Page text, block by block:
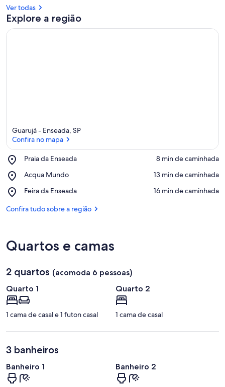
Ver todas
Explore a região
Guarujá - Enseada, SP
Confira no mapa
Praia da Enseada
Place,
da
‪8 min de caminhada‬
Acqua Mundo
Place,
Mundo
‪13 min de caminhada‬
Feira da Enseada
Place,
da
‪16 min de caminhada‬
Confira tudo sobre a região
Quartos e camas
2 quartos (acomoda 6 pessoas)
Quarto 1
1 cama de casal e 1 futon casal
Quarto 2
1 cama de casal
3 banheiros
Banheiro 1 Banheiro 2